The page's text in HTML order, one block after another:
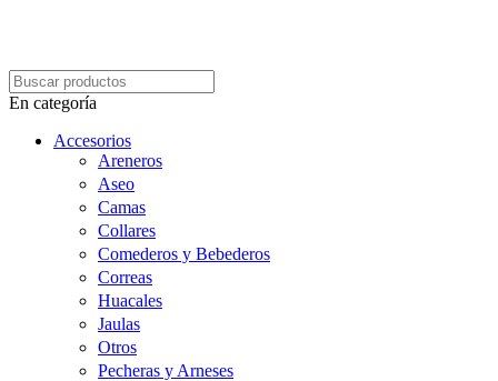
En categoría
Accesorios
Areneros
Aseo
Camas
Collares
Comederos y Bebederos
Correas
Huacales
Jaulas
Otros
Pecheras y Arneses